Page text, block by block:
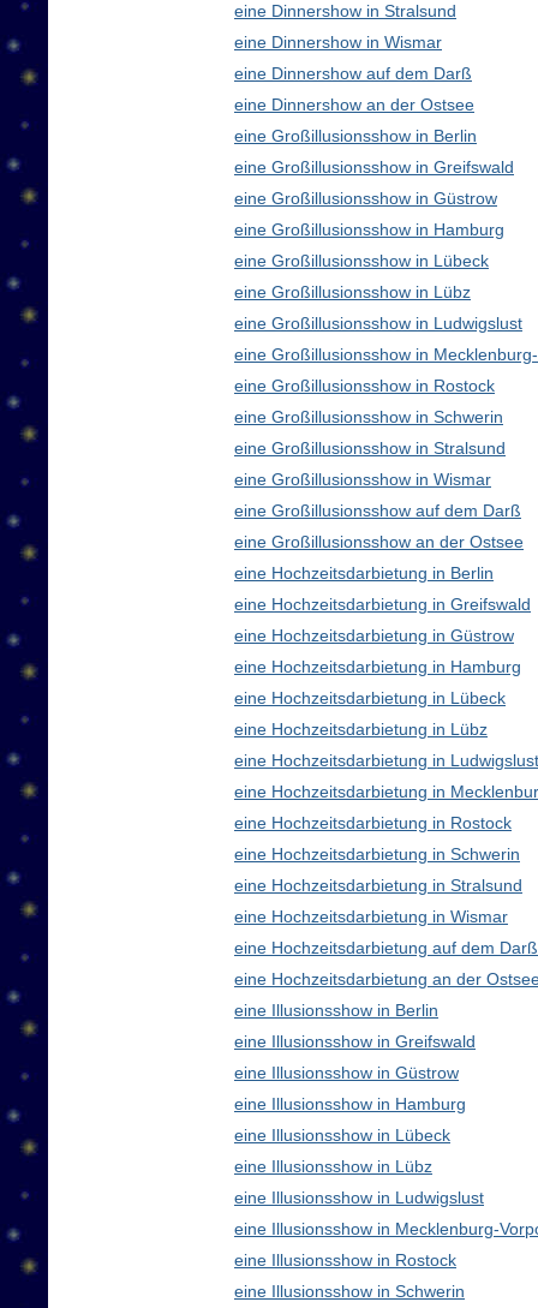
eine Dinnershow in Stralsund
eine Dinnershow in Wismar
eine Dinnershow auf dem Darß
eine Dinnershow an der Ostsee
eine Großillusionsshow in Berlin
eine Großillusionsshow in Greifswald
eine Großillusionsshow in Güstrow
eine Großillusionsshow in Hamburg
eine Großillusionsshow in Lübeck
eine Großillusionsshow in Lübz
eine Großillusionsshow in Ludwigslust
eine Großillusionsshow in
eine Großillusionsshow in Rostock
eine Großillusionsshow in Schwerin
eine Großillusionsshow in Stralsund
eine Großillusionsshow in Wismar
eine Großillusionsshow auf dem Darß
eine Großillusionsshow an der Ostsee
eine Hochzeitsdarbietung in Berlin
eine Hochzeitsdarbietung in Greifswald
eine Hochzeitsdarbietung in Güstrow
eine Hochzeitsdarbietung in Hamburg
eine Hochzeitsdarbietung in Lübeck
eine Hochzeitsdarbietung in Lübz
eine Hochzeitsdarbietung in Ludwigslust
eine Hochzeitsdarbietung in
eine Hochzeitsdarbietung in Rostock
eine Hochzeitsdarbietung in Schwerin
eine Hochzeitsdarbietung in Stralsund
eine Hochzeitsdarbietung in Wismar
eine Hochzeitsdarbietung auf dem Darß
eine Hochzeitsdarbietung an der
eine Illusionsshow in Berlin
eine Illusionsshow in Greifswald
eine Illusionsshow in Güstrow
eine Illusionsshow in Hamburg
eine Illusionsshow in Lübeck
eine Illusionsshow in Lübz
eine Illusionsshow in Ludwigslust
eine Illusionsshow in Mecklenburg-
eine Illusionsshow in Rostock
eine Illusionsshow in Schwerin